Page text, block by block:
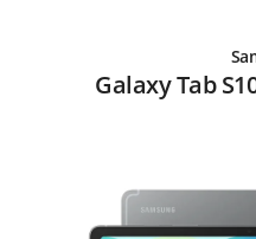
Galaxy Tab